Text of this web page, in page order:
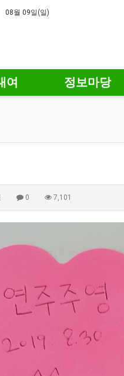
08월 09일(일)
여 정보마당
0 7,101